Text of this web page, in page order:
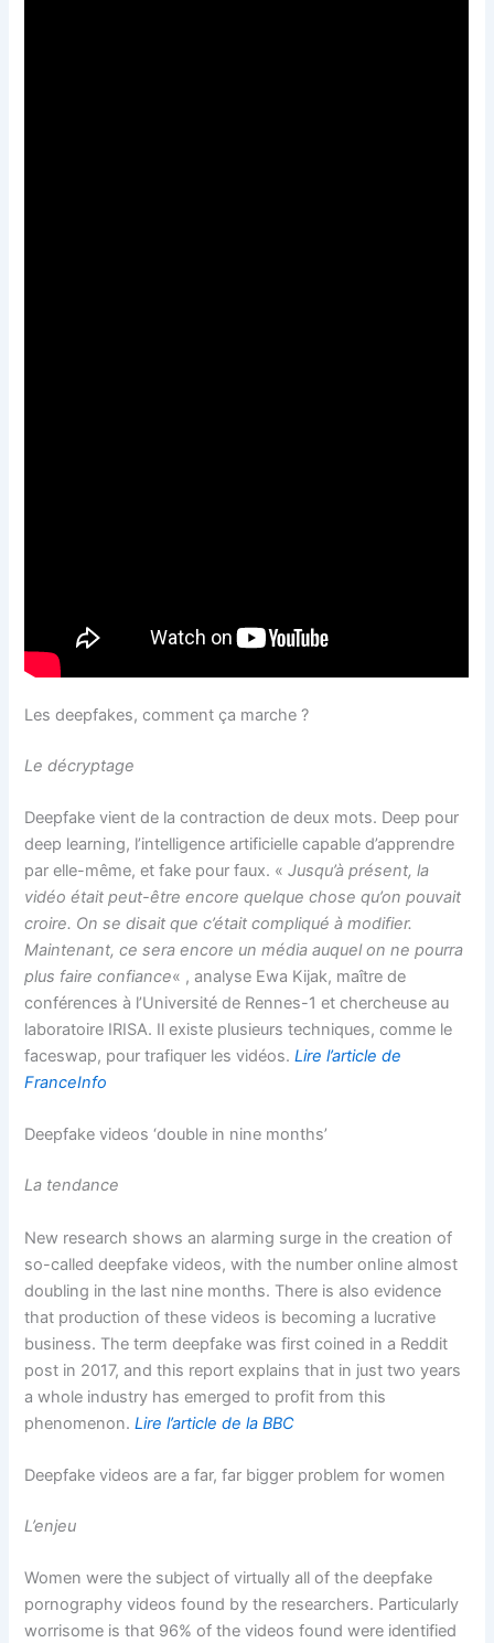
Les deepfakes, comment ça marche ?
Le décryptage
Deepfake vient de la contraction de deux mots. Deep pour
deep learning, l’intelligence artificielle capable d’apprendre
par elle-même, et fake pour faux. «Jusqu’à présent, la
vidéo était peut-être encore quelque chose qu’on pouvait
croire. On se disait que c’était compliqué à modifier.
Maintenant, ce sera encore un média auquel on ne pourra
plus faire confiance« , analyse Ewa Kijak, maître de
conférences à l’Université de Rennes-1 et chercheuse au
laboratoire IRISA. Il existe plusieurs techniques, comme le
faceswap, pour trafiquer les vidéos.Lire l’article de
FranceInfo
Deepfake videos ‘double in nine months’
La tendance
New research shows an alarming surge in the creation of
so-called deepfake videos, with the number online almost
doubling in the last nine months. There is also evidence
that production of these videos is becoming a lucrative
business. The term deepfake was first coined in a Reddit
post in 2017, and this report explains that in just two years
a whole industry has emerged to profit from this
phenomenon.Lire l’article de la BBC
Deepfake videos are a far, far bigger problem for women
L’enjeu
Women were the subject of virtually all of the deepfake
pornography videos found by the researchers. Particularly
worrisome is that 96% of the videos found were identified